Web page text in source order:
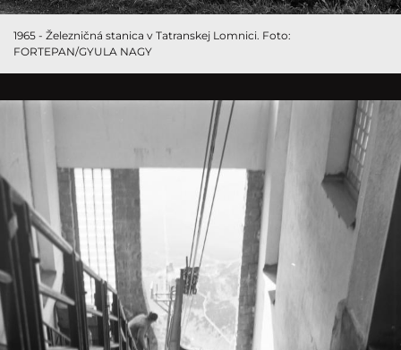
1965 - Železničná stanica v Tatranskej Lomnici. Foto:
FORTEPAN/GYULA NAGY